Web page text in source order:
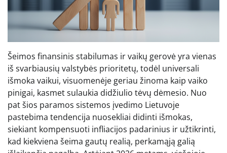
Šeimos finansinis stabilumas ir vaikų gerovė yra vienas
iš svarbiausių valstybės prioritetų, todėl universali
išmoka vaikui, visuomenėje geriau žinoma kaip vaiko
pinigai, kasmet sulaukia didžiulio tėvų dėmesio. Nuo
pat šios paramos sistemos įvedimo Lietuvoje
pastebima tendencija nuosekliai didinti išmokas,
siekiant kompensuoti infliacijos padarinius ir užtikrinti,
kad kiekviena šeima gautų realią, perkamąją galią